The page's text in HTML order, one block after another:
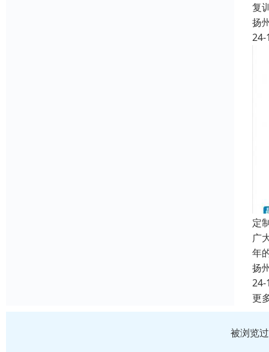
复
扬
24-
定
广
年
扬
24-
更
被浏览